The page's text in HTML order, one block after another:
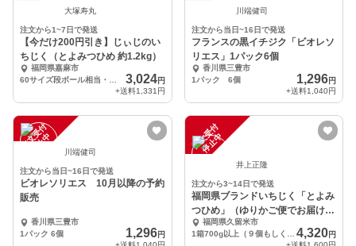
大塚寿丸
注文から1~7日で発送
【今だけ200円引き】じぃじのい
ちじく（とよみつひめ 約1.2kg）
福岡県嘉麻市
3,024円
+送料1,331円
川端健司
注文から当日~16日で発送
フランスの黒イチジク「ビオレソ
リエス」1パック6個
香川県三豊市
1パック 6個
1,296円
+送料1,040円
注
文
受
付
停
止
中 川端健司
注文から当日~16日で発送
ビオレソリエス 10月以降の予約
販売
香川県三豊市
1パック 6個
1,296円
注
文
受
付
停
止
中
井上正隆
注文から3~14日で発送
福岡県ブランドいちじく「とよみ
つひめ」（ゆりかご便でお届けし
ます！）
福岡県久留米市
4,320円